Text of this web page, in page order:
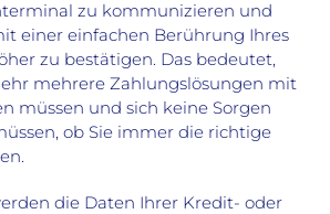
zu kommunizieren und
einer einfachen Berührung Ihres
zu bestätigen. Das bedeutet,
mehrere Zahlungslösungen mit
müssen und sich keine Sorgen
ob Sie immer die richtige
die Daten Ihrer Kredit- oder